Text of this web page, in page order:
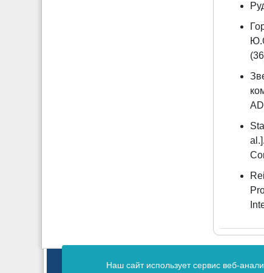
Наш сайт использует сервис веб-
Зарегистрирован Федеральной